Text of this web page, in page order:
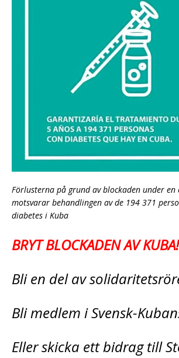
Förlusterna på grund av blockaden under en
motsvarar behandlingen av de 194 371
diabetes i Kuba
BRYT BLOCKADEN AV KUBA!
Bli en del av
Bli medlem i Svensk-
Eller skicka ett bidrag till